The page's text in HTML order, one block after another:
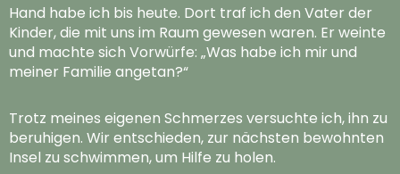
Hand habe ich bis heute. Dort traf ich den Vater der
Kinder, die mit uns im Raum gewesen waren. Er weinte
und machte sich Vorwürfe: „Was habe ich mir und
meiner Familie angetan?“
Trotz meines eigenen Schmerzes versuchte ich, ihn zu
beruhigen. Wir entschieden, zur nächsten bewohnten
Insel zu schwimmen, um Hilfe zu holen.